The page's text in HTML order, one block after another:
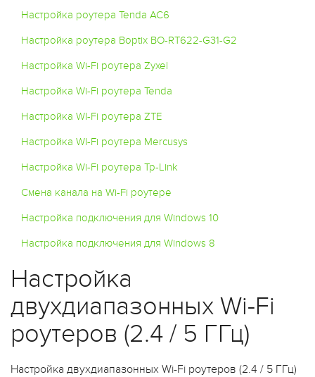
Настройка роутера Tenda AC6
Настройка роутера Boptix BO-RT622-G31-G2
Настройка Wi-Fi роутера Zyxel
Настройка Wi-Fi роутера Tenda
Настройка WI-Fi роутера ZTE
Настройка WI-Fi роутера Mercusys
Настройка Wi-Fi роутера Tp-Link
Смена канала на Wi-Fi роутере
Настройка подключения для Windows 10
Настройка подключения для Windows 8
Настройка
двухдиапазонных Wi-Fi
роутеров (2.4 / 5 ГГц)
Настройка двухдиапазонных Wi-Fi роутеров (2.4 / 5 ГГц)